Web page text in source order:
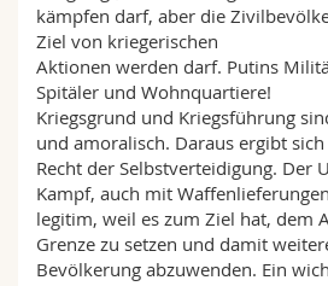
kämpfen darf, aber die
Ziel von kriegerischen
Aktionen werden darf. Putins
Spitäler und Wohnquartiere!
Kriegsgrund und Kriegsführung
und amoralisch. Daraus ergibt
Recht der Selbstverteidigung. Der
Kampf, auch mit
legitim, weil es zum Ziel hat, dem
Grenze zu setzen und damit
Bevölkerung abzuwenden. Ein